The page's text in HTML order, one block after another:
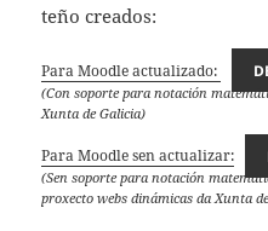
teño creados:
Para Moodle actualizado:
(Con soporte para notación
Xunta de Galicia)
Para Moodle sen actualizar:
(Sen soporte para notación
proxecto webs dinámicas da Xunta